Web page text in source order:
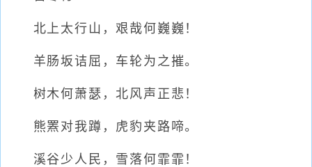
北上太行山，艰哉何巍巍！
羊肠坂诘屈，车轮为之摧。
树木何萧瑟，北风声正悲！
熊罴对我蹲，虎豹夹路啼。
溪谷少人民，雪落何霏霏！